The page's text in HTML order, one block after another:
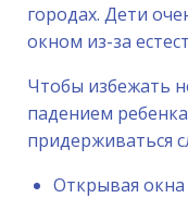
городах. Дети
окном из-за
Чтобы избежать
падением
придерживаться
Открывая